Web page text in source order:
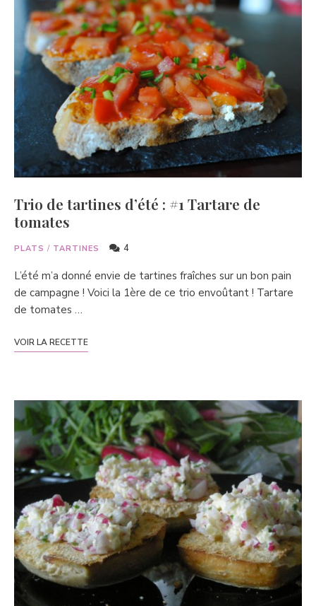
Trio de tartines d’été : #1 Tartare de
tomates
PLATS / TARTINES 4
L’été m’a donné envie de tartines fraîches sur un bon pain
de campagne ! Voici la 1ère de ce trio envoûtant ! Tartare
de tomates …
VOIR LA RECETTE